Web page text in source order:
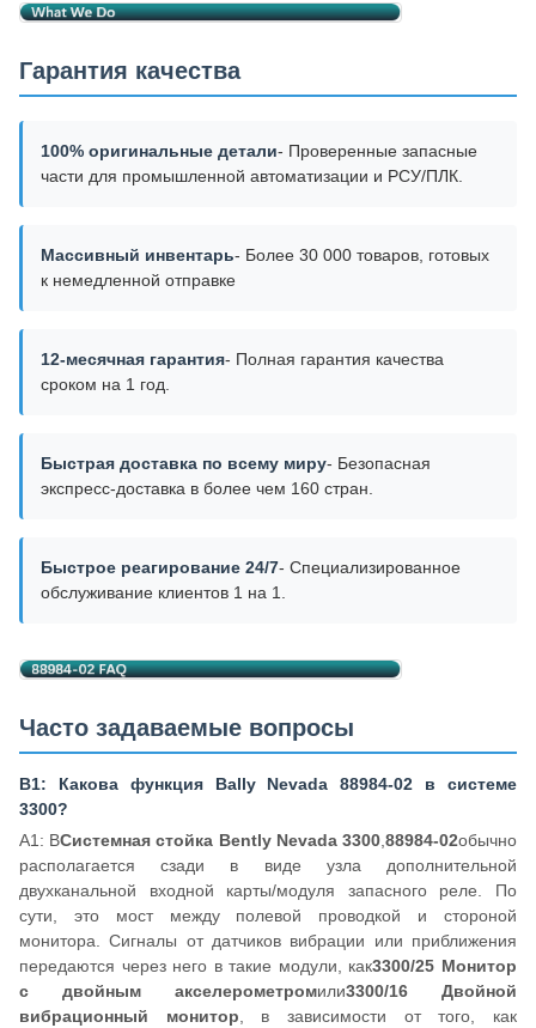
Гарантия качества
100% оригинальные детали- Проверенные запасные
части для промышленной автоматизации и РСУ/ПЛК.
Массивный инвентарь- Более 30 000 товаров, готовых
к немедленной отправке
12-месячная гарантия- Полная гарантия качества
сроком на 1 год.
Быстрая доставка по всему миру- Безопасная
экспресс-доставка в более чем 160 стран.
Быстрое реагирование 24/7- Специализированное
обслуживание клиентов 1 на 1.
Часто задаваемые вопросы
В1: Какова функция Bally Nevada 88984-02 в системе
3300?
А1: ВСистемная стойка Bently Nevada 3300 ,88984-02обычно
располагается сзади в виде узла дополнительной
двухканальной входной карты/модуля запасного реле. По
сути, это мост между полевой проводкой и стороной
монитора. Сигналы от датчиков вибрации или приближения
передаются через него в такие модули, как3300/25 Монитор
с двойным акселерометромили3300/16 Двойной
вибрационный монитор , в зависимости от того, как